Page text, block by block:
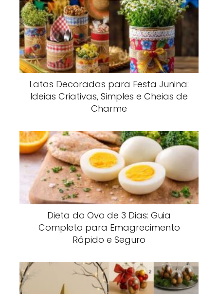
Latas Decoradas para Festa Junina:
Ideias Criativas, Simples e Cheias de
Charme
Dieta do Ovo de 3 Dias: Guia
Completo para Emagrecimento
Rápido e Seguro